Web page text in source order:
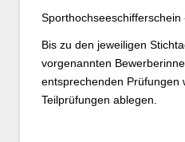
Bis zu den jeweiligen
vorgenannten
entsprechenden Prüfungen
Teilprüfungen ablegen.